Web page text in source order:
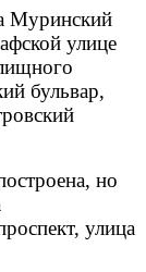
Муринский
улице
бульвар,
но
улица